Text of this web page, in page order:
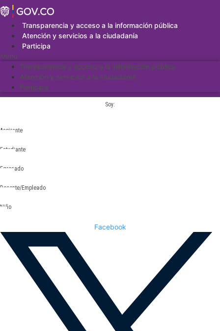
Saltar
al
contenidoTransparencia y acceso a la información pública
Atención y servicios a la ciudadanía
Participa
Menu
Transparencia y acceso a la información pública
Atención y servicios a la ciudadanía
Participa
Soy:
Aspirante
Estudiante
Egresado
Docente/Empleado
Niño
Facebook